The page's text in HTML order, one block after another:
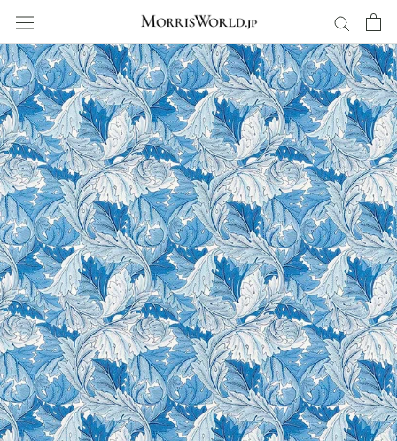
ッ
プ
し
て
コ
ン
テ
ン
ツ
に
移
動
す
る